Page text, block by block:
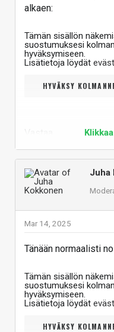
alkaen:
Tämän sisällön
suostumuksesi
hyväksymiseen.
Lisätietoja löydät
HYVÄKSY
Juha
Mar 14, 2025
Tänään normaalisti
Tämän sisällön
suostumuksesi
hyväksymiseen.
Lisätietoja löydät
HYVÄKSY